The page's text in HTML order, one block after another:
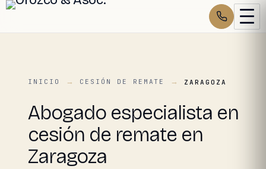
INICIO CESIÓN DE REMATE ZARAGOZA
Abogado especialista en
cesión de remate en
Zaragoza